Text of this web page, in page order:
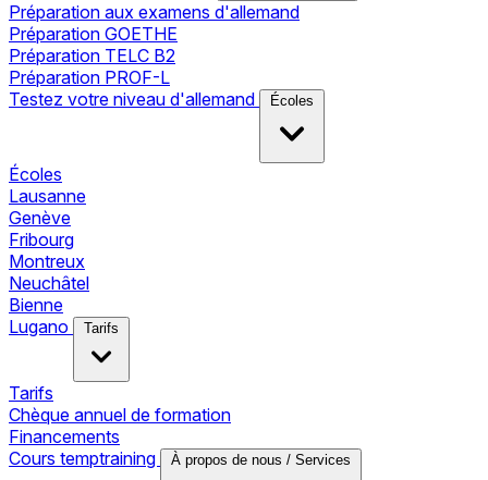
Préparation aux examens d'allemand
Préparation GOETHE
Préparation TELC B2
Préparation PROF-L
Testez votre niveau d'allemand
Écoles
Écoles
Lausanne
Genève
Fribourg
Montreux
Neuchâtel
Bienne
Lugano
Tarifs
Tarifs
Chèque annuel de formation
Financements
Cours temptraining
À propos de nous / Services